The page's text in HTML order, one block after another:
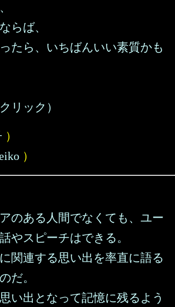
らば、
たら、いちばんいい素質かも
リック）
）
）
のある人間でなくても、ユー
やスピーチはできる。
関連する思い出を率直に語る
だ。
い出となって記憶に残るよう